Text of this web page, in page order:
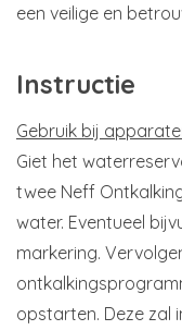
een veilige en
Instructie
Gebruik bij
Giet het
twee Neff
water. Eventueel
markering.
opstarten. Deze zal